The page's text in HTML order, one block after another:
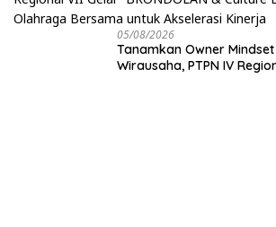
05/08/2026
Tanamkan Owner
Wirausaha, PTPN IV